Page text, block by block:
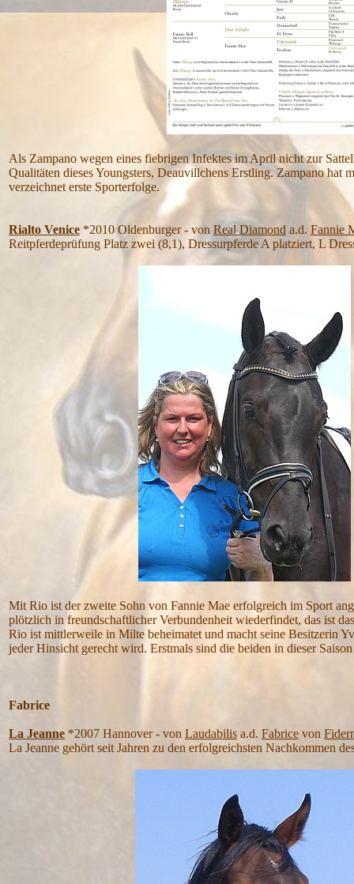
Als Zampano wegen eines fiebrigen Infektes im April nicht zur
Qualitäten dieses Youngsters, Deauvillchens Erstling. Zampano
verzeichnet erste Sporterfolge.
Rialto Venice *2010 Oldenburger - von Real Diamond a.d. Fannie
Reitpferdeprüfung Platz zwei (8,1), Dressurpferde A platziert, L
Mit Rio ist der zweite Sohn von Fannie Mae erfolgreich im Sport
plötzlich in freundschaftlicher Verbundenheit wiederfindet, das ist
Rio ist mittlerweile in Milte beheimatet und macht seine Besitzerin
jeder Hinsicht gerecht wird. Erstmals sind die beiden in dieser
Fabrice
La Jeanne *2007 Hannover - von Laudabilis a.d. Fabrice von
La Jeanne gehört seit Jahren zu den erfolgreichsten Nachkommen